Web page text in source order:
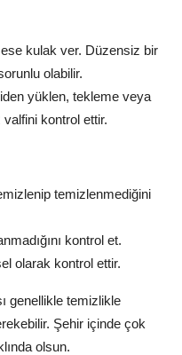
kulak ver. Düzensiz bir
olabilir.
yüklen, tekleme veya
kontrol ettir.
temizlenmediğini
kontrol et.
olarak kontrol ettir.
genellikle temizlikle
Şehir içinde çok
olsun.